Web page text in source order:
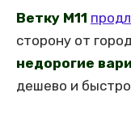
Ветку М11
сторону от
недорогие
дешево и